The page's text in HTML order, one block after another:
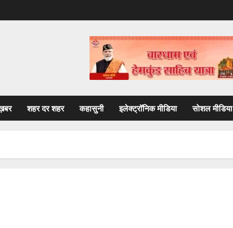
शहर दर शहर कहासुनी इलेक्ट्रॉनिक मीडिया सोशल मीडिया